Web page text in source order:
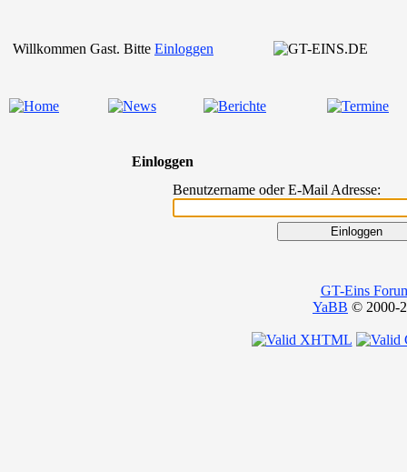
Willkommen Gast. Bitte Einloggen
Einloggen
Benutzername oder E-Mail Adresse:
GT-Eins
YaBB © 2000-